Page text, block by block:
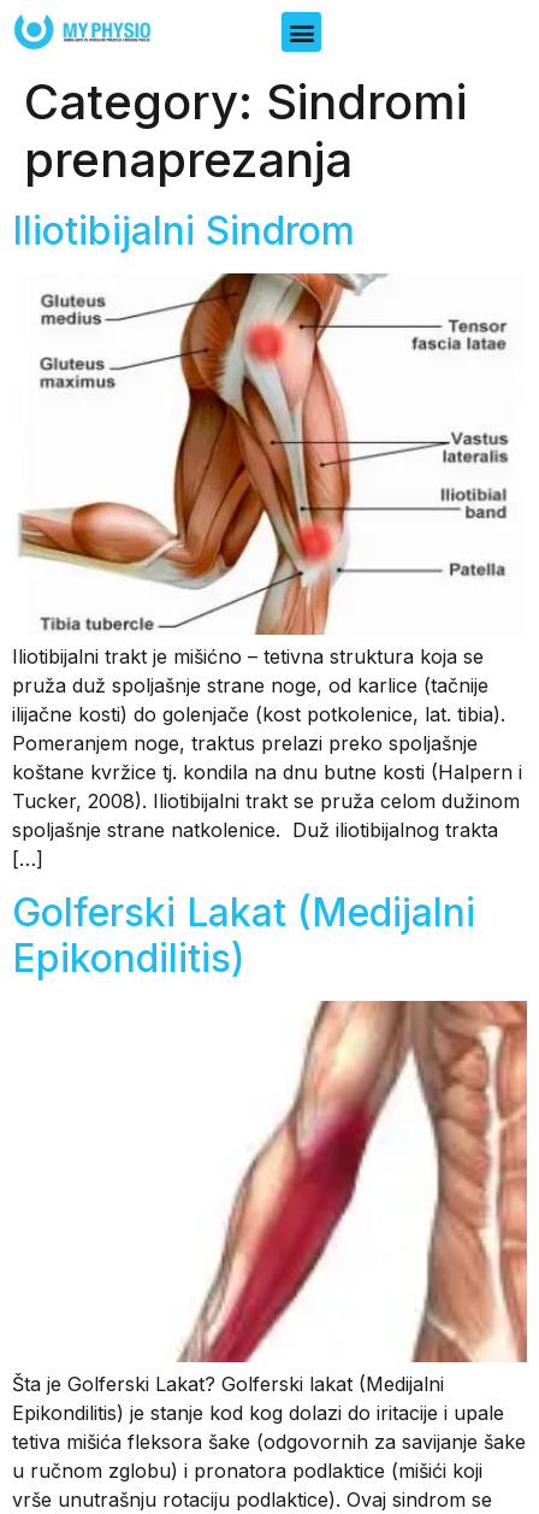
Category: Sindromi
prenaprezanja
Iliotibijalni Sindrom
Iliotibijalni trakt je mišićno – tetivna struktura koja se
pruža duž spoljašnje strane noge, od karlice (tačnije
ilijačne kosti) do golenjače (kost potkolenice, lat. tibia).
Pomeranjem noge, traktus prelazi preko spoljašnje
koštane kvržice tj. kondila na dnu butne kosti (Halpern i
Tucker, 2008). Iliotibijalni trakt se pruža celom dužinom
spoljašnje strane natkolenice. Duž iliotibijalnog trakta
[…]
Golferski Lakat (Medijalni
Epikondilitis)
Šta je Golferski Lakat? Golferski lakat (Medijalni
Epikondilitis) je stanje kod kog dolazi do iritacije i upale
tetiva mišića fleksora šake (odgovornih za savijanje šake
u ručnom zglobu) i pronatora podlaktice (mišići koji
vrše unutrašnju rotaciju podlaktice). Ovaj sindrom se